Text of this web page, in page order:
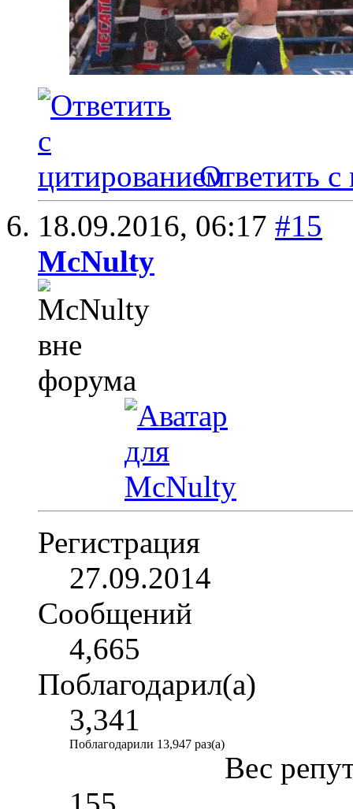
Ответить с
18.09.2016, 06:17 #15
McNulty
Регистрация
27.09.2014
Сообщений
4,665
Поблагодарил(а)
3,341
Поблагодарили 13,947 раз(а)
Вес